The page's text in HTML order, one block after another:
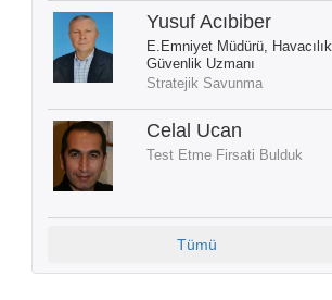
Yusuf Acıbiber
E.Emniyet Müdürü, Havacılık
Güvenlik Uzmanı
Stratejik Savunma
Celal Ucan
Test Etme Firsati Bulduk
Tümü